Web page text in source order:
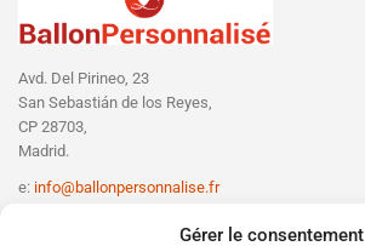
Gérer le consentement
Avd. Del Pirineo, 23
San Sebastián de los Reyes,
CP 28703,
Madrid.
e: info@ballonpersonnalise.fr